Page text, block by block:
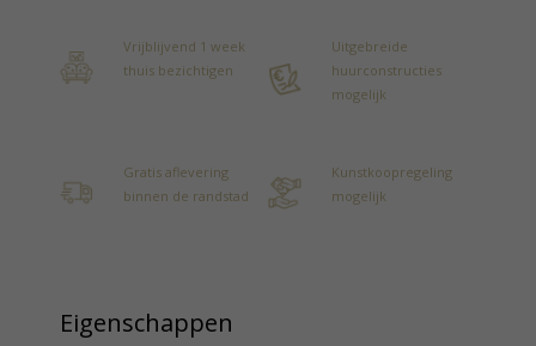
Vrijblijvend 1 week
thuis bezichtigen
Uitgebreide
huurconstructies
mogelijk
Gratis aflevering
binnen de randstad
Kunstkoopregeling
mogelijk
Eigenschappen